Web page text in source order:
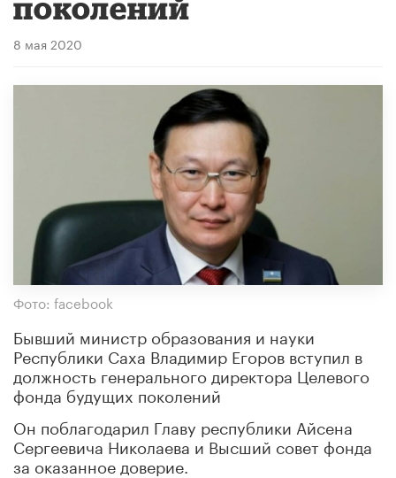
поколений
8 мая 2020
Фото: facebook
Бывший министр образования и науки
Республики Саха Владимир Егоров вступил в
должность генерального директора Целевого
фонда будущих поколений
Он поблагодарил Главу республики Айсена
Сергеевича Николаева и Высший совет фонда
за оказанное доверие.